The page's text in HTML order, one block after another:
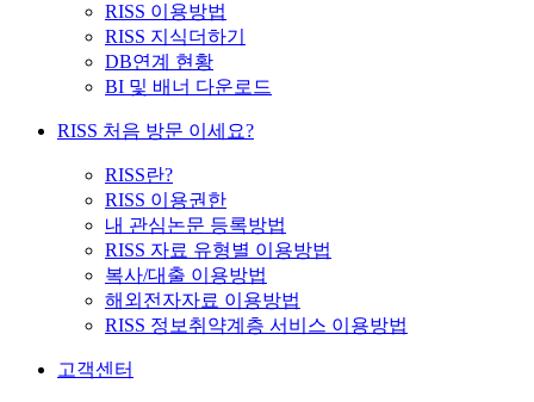
RISS 이용방법
RISS 지식더하기
DB연계 현황
BI 및 배너 다운로드
RISS 처음 방문 이세요?
RISS란?
RISS 이용권한
내 관심논문 등록방법
RISS 자료 유형별 이용방법
복사/대출 이용방법
해외전자자료 이용방법
RISS 정보취약계층 서비스 이용방법
고객센터